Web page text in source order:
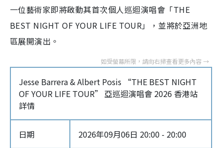
一位藝術家即將啟動其首次個人巡迴演唱會「THE
BEST NIGHT OF YOUR LIFE TOUR」，並將於亞洲地
區展開演出。
Jesse Barrera & Albert Posis “THE BEST NIGHT
OF YOUR LIFE TOUR” 亞巡迴演唱會 2026 香港站
詳情
日期 2026年09月06日 20:00 - 20:00